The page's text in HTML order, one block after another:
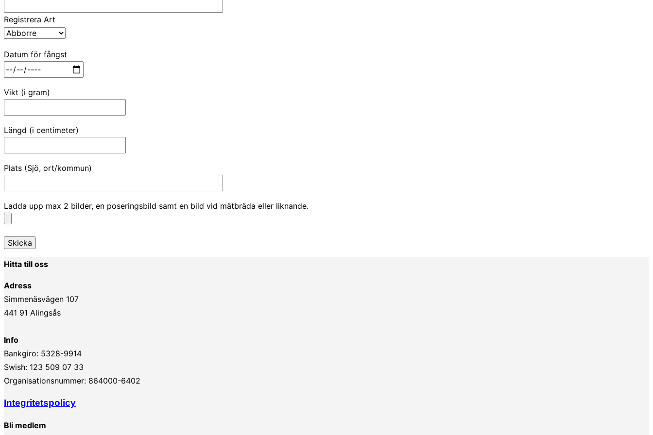
Registrera Art
Datum för fångst
Vikt (i gram)
Längd (i centimeter)
Plats (Sjö, ort/kommun)
Ladda upp max 2 bilder, en poseringsbild samt en bild vid mätbräda eller liknande.
Hitta till oss
Adress
Simmenäsvägen 107
441 91 Alingsås
Info
Bankgiro: 5328-9914
Swish: 123 509 07 33
Organisationsnummer: 864000-6402
Integritetspolicy
Bli medlem